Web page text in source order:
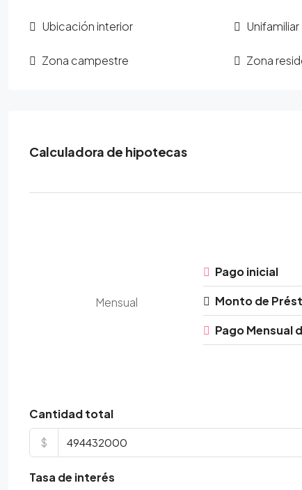
Ubicación interior Unifamiliar
Zona campestre Zona
Calculadora de hipotecas
Mensual
Pago inicial
Monto de
Pago Mensual
Cantidad total
$
Tasa de interés